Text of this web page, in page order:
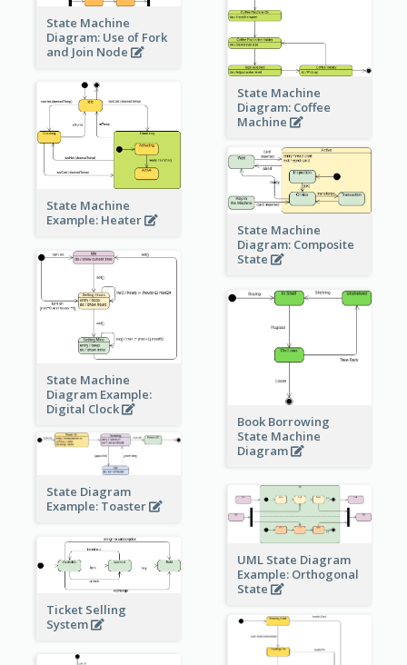
State Machine
Diagram: Use of Fork
and Join Node
State Machine
Diagram: Coffee
Machine
State Machine
Example: Heater
State Machine
Diagram: Composite
State
State Machine
Diagram Example:
Digital Clock
Book Borrowing
State Machine
Diagram
State Diagram
Example: Toaster
UML State Diagram
Example: Orthogonal
State
Ticket Selling
System